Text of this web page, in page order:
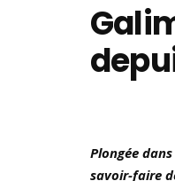
Plongée
savoir-faire